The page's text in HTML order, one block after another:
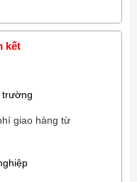
kết
trường
giao hàng từ